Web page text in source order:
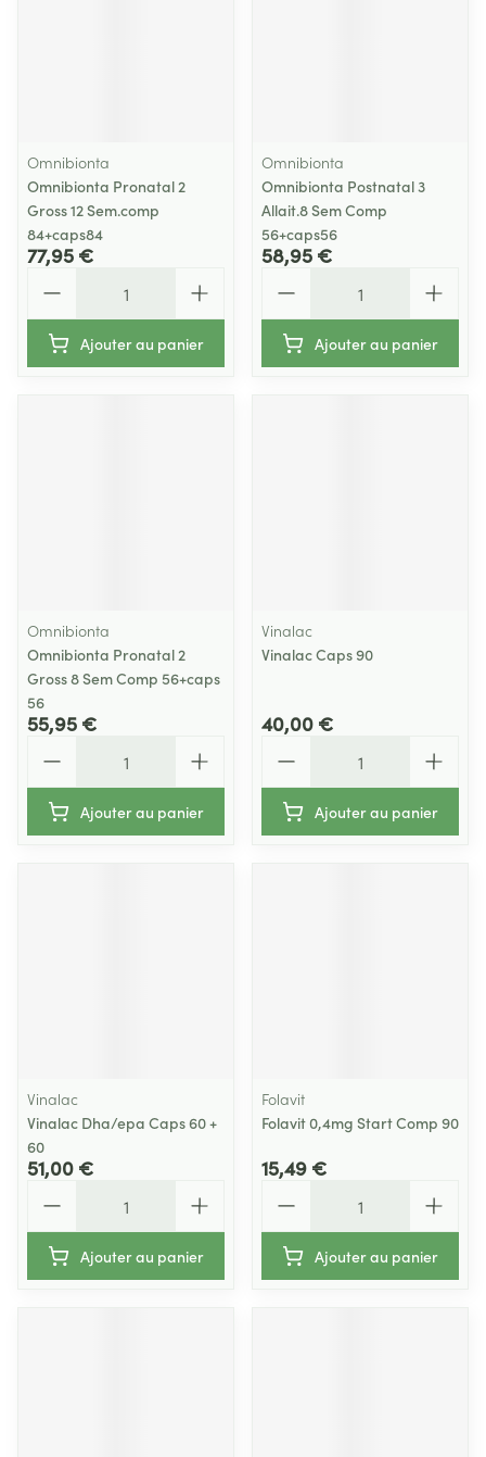
Omnibionta
Omnibionta Pronatal 2
Gross 12 Sem.comp
84+caps84
77,95 €
Ajouter au panier
Omnibionta
Omnibionta Postnatal 3
Allait.8 Sem Comp
56+caps56
58,95 €
Ajouter au panier
Omnibionta
Omnibionta Pronatal 2
Gross 8 Sem Comp 56+caps
56
55,95 €
Ajouter au panier
Vinalac
Vinalac Caps 90
40,00 €
Ajouter au panier
Vinalac
Vinalac Dha/epa Caps 60 +
60
51,00 €
Ajouter au panier
Folavit
Folavit 0,4mg Start Comp 90
15,49 €
Ajouter au panier